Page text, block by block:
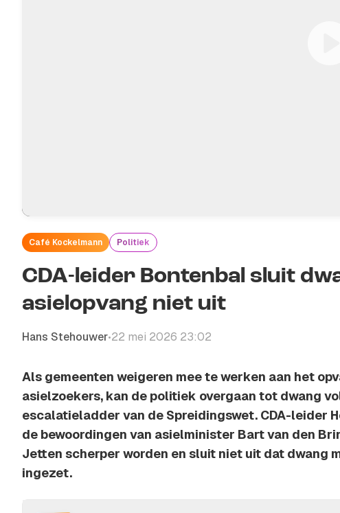
Café Kockelmann Politiek
CDA-leider Bontenbal sluit
asielopvang niet uit
Hans Stehouwer•22 mei 2026 23:02
Als gemeenten weigeren mee te werken aan het
asielzoekers, kan de politiek overgaan tot dwang
escalatieladder van de Spreidingswet. CDA-leider
de bewoordingen van asielminister Bart van den
Jetten scherper worden en sluit niet uit dat dwang
ingezet.